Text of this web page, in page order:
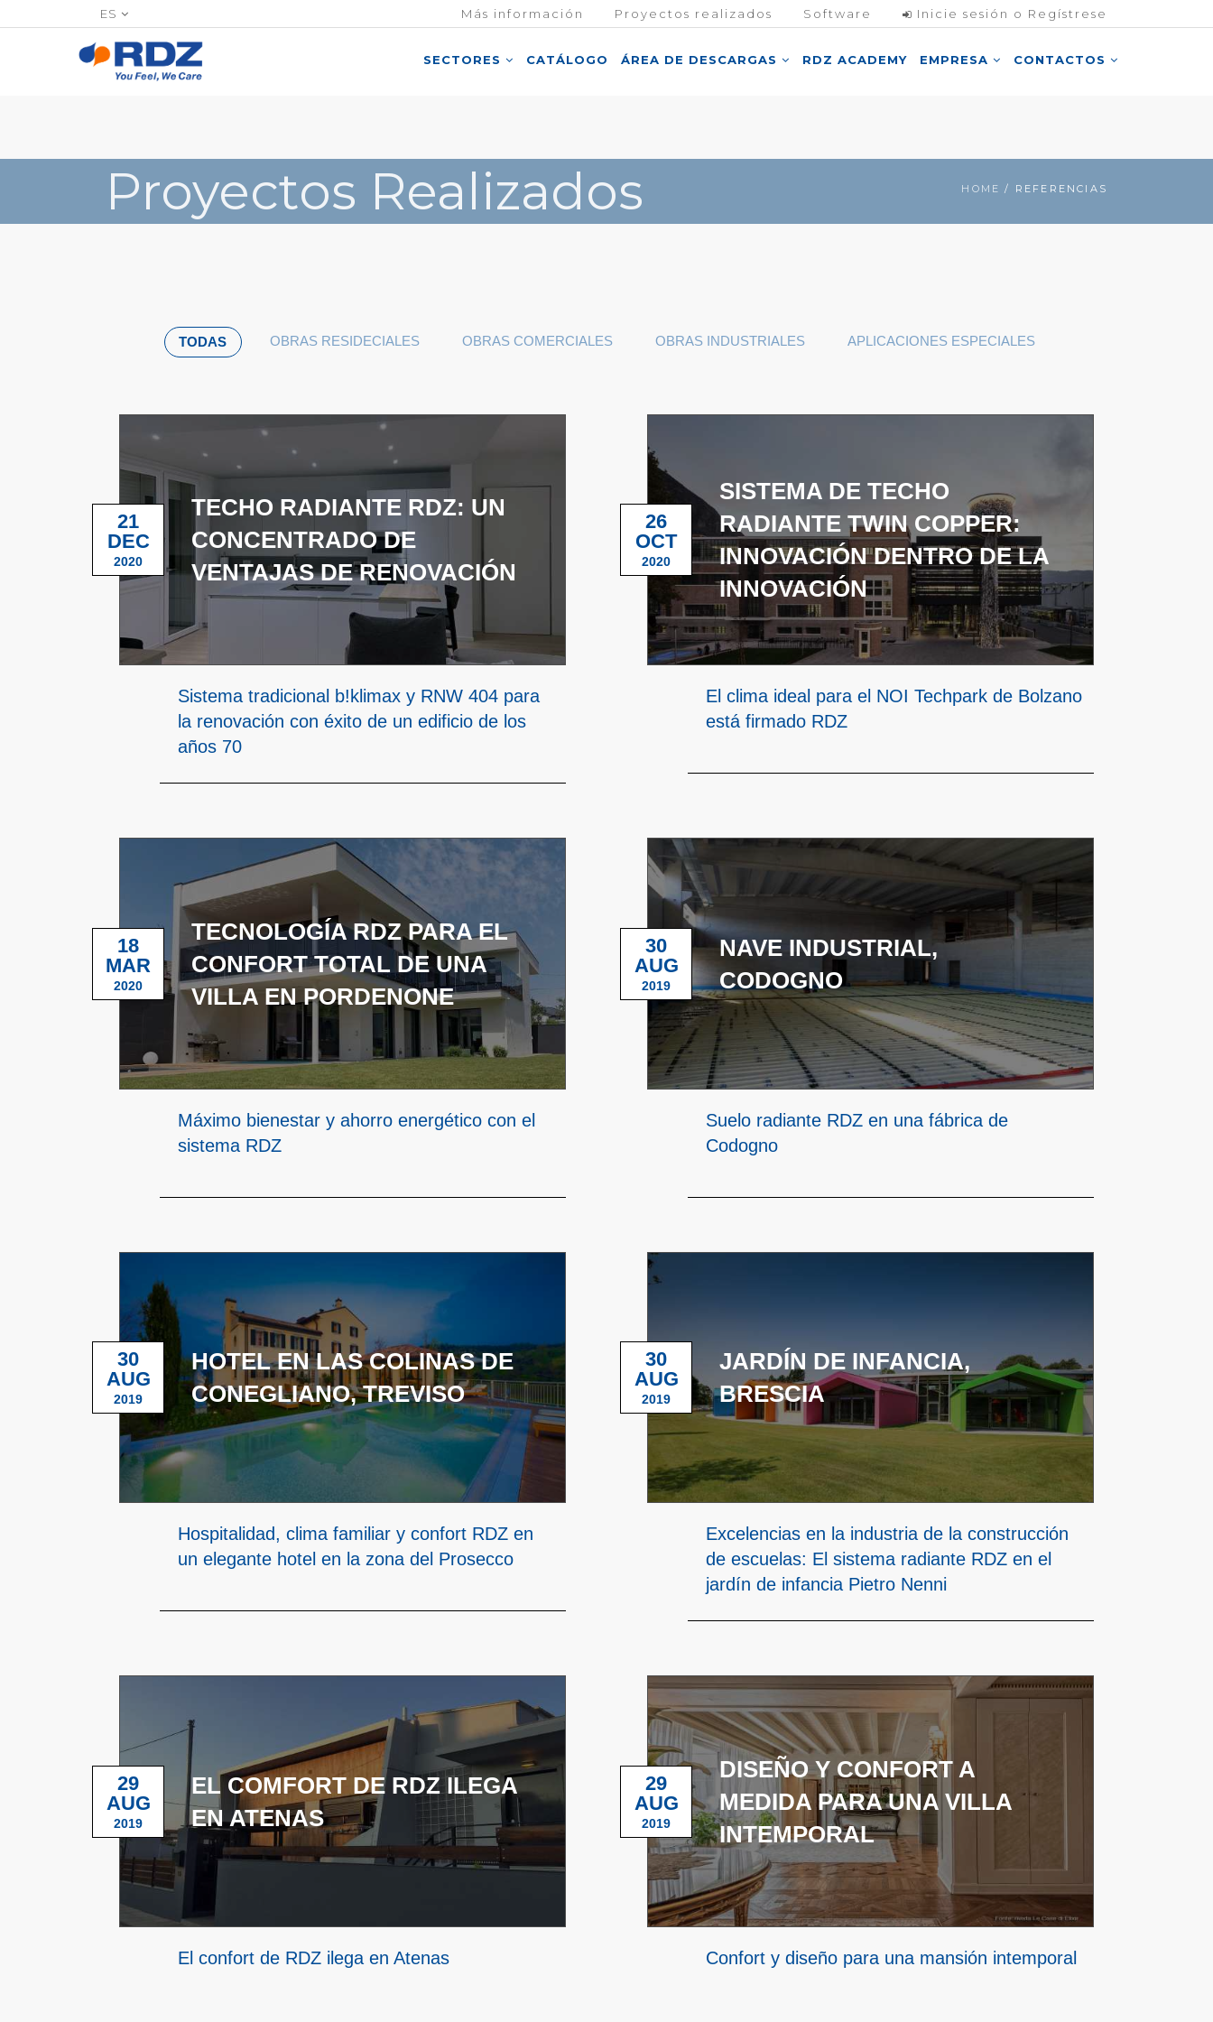
ES Más información Proyectos realizados Software Inicie sesión o Regístrese
SECTORES CATÁLOGO ÁREA DE DESCARGAS RDZ ACADEMY EMPRESA CONTACTOS
Proyectos Realizados HOME / REFERENCIAS
TODAS OBRAS RESIDECIALES OBRAS COMERCIALES OBRAS INDUSTRIALES APLICACIONES ESPECIALES
TECHO RADIANTE RDZ: UN
CONCENTRADO DE
VENTAJAS DE RENOVACIÓN
21
DEC
2020
Sistema tradicional b!klimax y RNW 404 para
la renovación con éxito de un edificio de los
años 70
SISTEMA DE TECHO
RADIANTE TWIN COPPER:
INNOVACIÓN DENTRO DE LA
INNOVACIÓN
26
OCT
2020
El clima ideal para el NOI Techpark de Bolzano
está firmado RDZ
TECNOLOGÍA RDZ PARA EL
CONFORT TOTAL DE UNA
VILLA EN PORDENONE
18
MAR
2020
Máximo bienestar y ahorro energético con el
sistema RDZ
NAVE INDUSTRIAL,
CODOGNO
30
AUG
2019
Suelo radiante RDZ en una fábrica de
Codogno
HOTEL EN LAS COLINAS DE
CONEGLIANO, TREVISO
30
AUG
2019
Hospitalidad, clima familiar y confort RDZ en
un elegante hotel en la zona del Prosecco
JARDÍN DE INFANCIA,
BRESCIA
30
AUG
2019
Excelencias en la industria de la construcción
de escuelas: El sistema radiante RDZ en el
jardín de infancia Pietro Nenni
EL COMFORT DE RDZ ILEGA
EN ATENAS
29
AUG
2019
El confort de RDZ ilega en Atenas
DISEÑO Y CONFORT A
MEDIDA PARA UNA VILLA
INTEMPORAL
29
AUG
2019
Confort y diseño para una mansión intemporal